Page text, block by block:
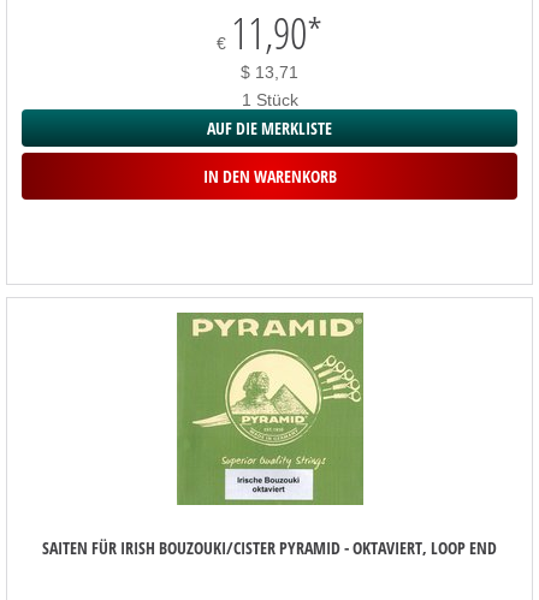
€ 11,90*
$ 13,71
1 Stück
AUF DIE MERKLISTE
IN DEN WARENKORB
SAITEN FÜR IRISH BOUZOUKI/CISTER PYRAMID - OKTAVIERT, LOOP END